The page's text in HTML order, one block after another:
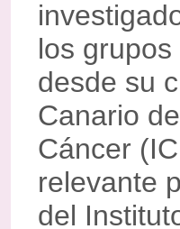
los
desde su
Canario
Cáncer
relevante
del